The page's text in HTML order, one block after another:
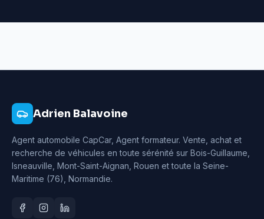
Adrien Balavoine
Agent automobile CapCar, Agent formateur. Vente, achat et
recherche de véhicules en toute sérénité sur Bois-Guillaume,
Isneauville, Mont-Saint-Aignan, Rouen et toute la Seine-
Maritime (76), Normandie.